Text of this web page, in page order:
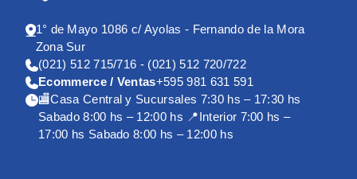
1° de Mayo 1086 c/ Ayolas - Fernando de la Mora
Zona Sur
(021) 512 715/716 - (021) 512 720/722
Ecommerce / Ventas+595 981 631 591
🏬Casa Central y Sucursales 7:30 hs – 17:30 hs
Sabado 8:00 hs – 12:00 hs 📍Interior 7:00 hs –
17:00 hs Sabado 8:00 hs – 12:00 hs